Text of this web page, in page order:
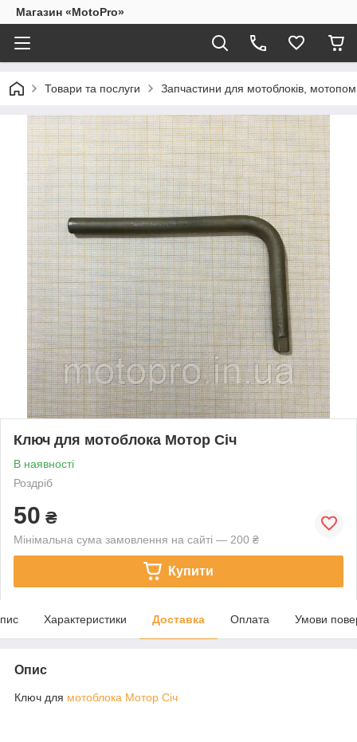
Магазин «MotoPro»
Товари та послуги Запчастини для мотоблоків,
Ключ для мотоблока Мотор Січ
В наявності
Роздріб
50 ₴
Мінімальна сума замовлення на сайті — 200 ₴
Купити
Характеристики Доставка Оплата Умови
Опис
Ключ для мотоблока Мотор Січ